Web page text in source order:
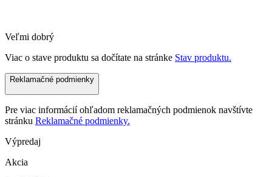
Veľmi dobrý
Viac o stave produktu sa dočítate na stránke Stav produktu.
Reklamačné podmienky
Pre viac informácií ohľadom reklamačných podmienok navštívte
stránku Reklamačné podmienky.
Výpredaj
Akcia